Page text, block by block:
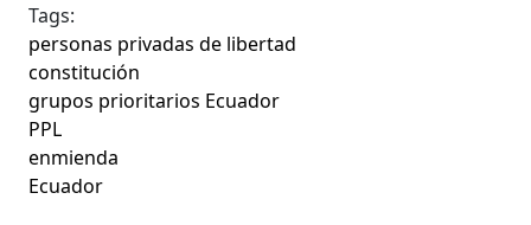
Tags:
personas privadas de libertad
constitución
grupos prioritarios Ecuador
PPL
enmienda
Ecuador